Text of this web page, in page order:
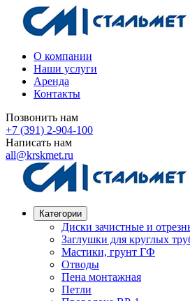
О компании
Наши услуги
Аренда
Контакты
Позвонить нам
+7 (391) 2-904-100
Написать нам
all@krskmet.ru
Категории
Диски зачистные и
Заглушки для круглых
Мастики, грунт ГФ
Отводы
Пена монтажная
Петли